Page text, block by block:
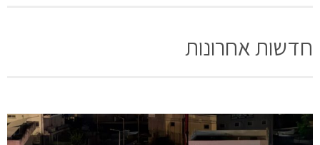
חדשות אחרונות